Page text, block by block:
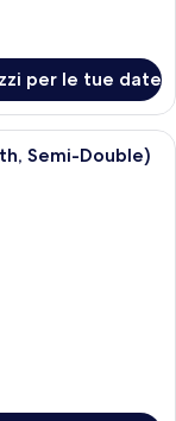
per le tue date
d'albergo con un letto,
Semi-Double)